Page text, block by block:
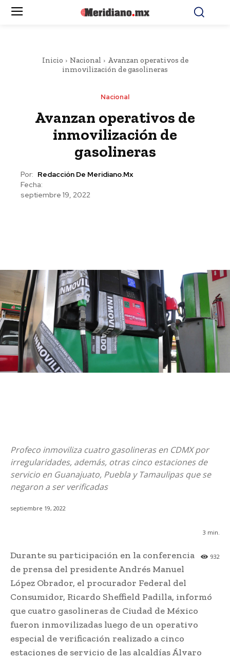
Inicio Nacional
Avanzan operativos de
inmovilización de gasolineras
Nacional
Avanzan operativos de
inmovilización de
gasolineras
Por: Redacción De Meridiano.mx
Fecha:
septiembre 19, 2022
Profeco inmoviliza cuatro gasolineras en CDMX por
irregularidades, además, otras cinco estaciones de
servicio en Guanajuato, Puebla y Tamaulipas que se
negaron a ser verificadas
septiembre 19, 2022
3 min.
932
Durante su participación en la conferencia
de prensa del presidente Andrés Manuel
López Obrador, el procurador Federal del
Consumidor, Ricardo Sheffield Padilla, informó
que cuatro gasolineras de Ciudad de México
fueron inmovilizadas luego de un operativo
especial de verificación realizado a cinco
estaciones de servicio de las alcaldías Álvaro